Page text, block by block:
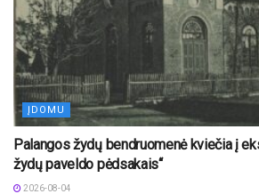
ĮDOMU
Palangos žydų bendruomenė kviečia į
žydų paveldo pėdsakais“
2026-08-04